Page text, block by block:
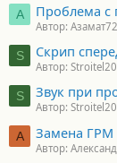
А Проблема с
Автор:
S Скрип
Автор:
S Звук при
Автор:
А Замена ГРМ
Автор: